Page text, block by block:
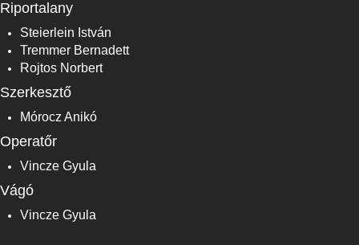
Riportalany
Steierlein István
Tremmer Bernadett
Rojtos Norbert
Szerkesztő
Mórocz Anikó
Operatőr
Vincze Gyula
Vágó
Vincze Gyula